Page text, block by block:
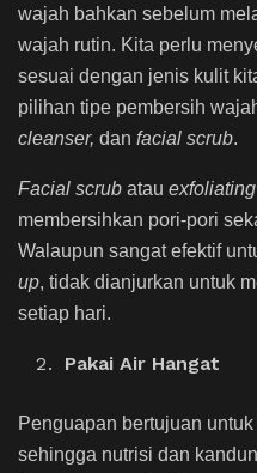
wajah bahkan sebelum
wajah rutin. Kita perlu
sesuai dengan jenis kulit
pilihan tipe pembersih
cleanser, dan facial scrub.
Facial scrub atau
membersihkan pori-pori
Walaupun sangat efektif
up, tidak dianjurkan untuk
setiap hari.
Pakai Air Hangat
Penguapan bertujuan
sehingga nutrisi dan